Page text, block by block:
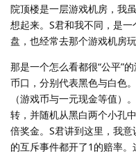
院顶楼是一层游戏机房，我
想起来。S君和我不同，是
盘，也经常去那个游戏机房
那是一个怎么看都很“公平”
币口，分别代表黑色与白色
（游戏币与一元现金等值）
转，并随机从黑白两个小孔
倍奖金。S君讲到这里，我
的互斥事件都开了1的赔率